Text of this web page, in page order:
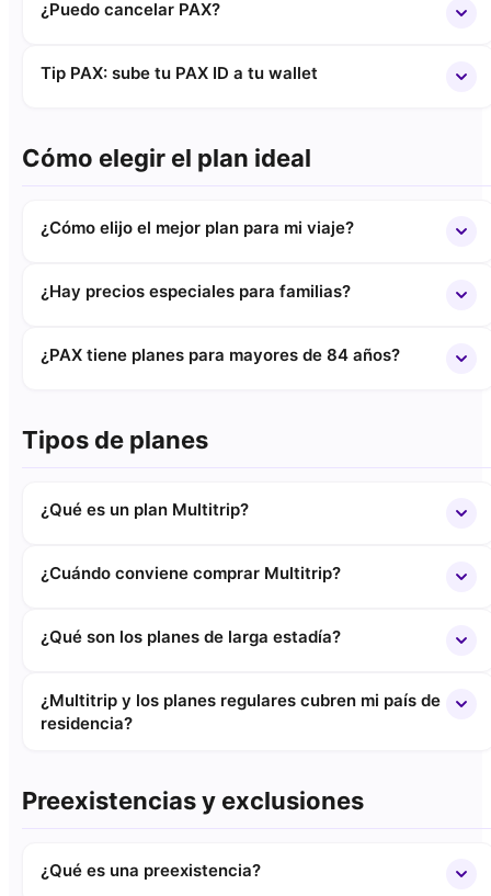
¿Puedo cancelar PAX?
Tip PAX: sube tu PAX ID a tu wallet
Cómo elegir el plan ideal
¿Cómo elijo el mejor plan para mi viaje?
¿Hay precios especiales para familias?
¿PAX tiene planes para mayores de 84 años?
Tipos de planes
¿Qué es un plan Multitrip?
¿Cuándo conviene comprar Multitrip?
¿Qué son los planes de larga estadía?
¿Multitrip y los planes regulares cubren mi país de
residencia?
Preexistencias y exclusiones
¿Qué es una preexistencia?